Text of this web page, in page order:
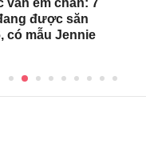
được săn
có mẫu Jennie